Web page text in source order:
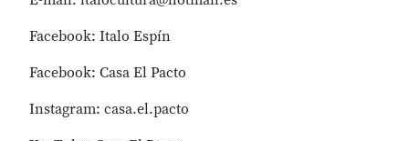
Facebook: Italo Espín
Facebook: Casa El Pacto
Instagram: casa.el.pacto